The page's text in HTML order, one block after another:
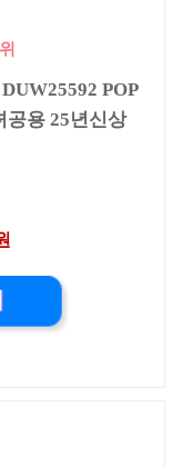
POP
공용 25년신상